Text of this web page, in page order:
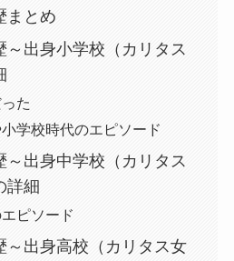
まとめ
～出身小学校（カリタス
た
学校時代のエピソード
～出身中学校（カリタス
詳細
ピソード
～出身高校（カリタス女